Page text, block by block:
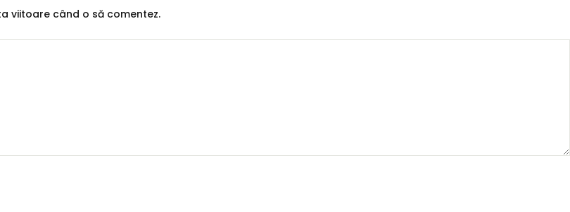
viitoare când o să comentez.